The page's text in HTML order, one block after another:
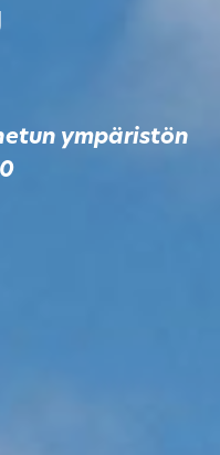
ympäristön